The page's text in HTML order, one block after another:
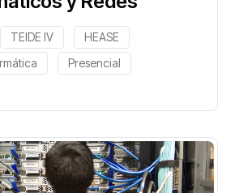
TEIDE IV
HEASE
Presencial